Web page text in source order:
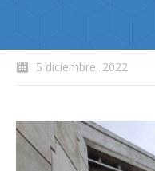
5 diciembre, 2022